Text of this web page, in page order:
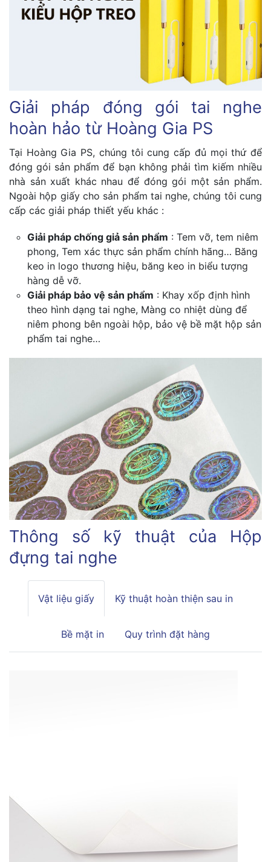
Giải pháp đóng gói tai nghe
hoàn hảo từ Hoàng Gia PS
Tại Hoàng Gia PS, chúng tôi cung cấp đủ mọi thứ để
đóng gói sản phẩm để bạn không phải tìm kiếm nhiều
nhà sản xuất khác nhau để đóng gói một sản phẩm.
Ngoài hộp giấy cho sản phẩm tai nghe, chúng tôi cung
cấp các giải pháp thiết yếu khác :
Giải pháp chống giả sản phẩm : Tem vỡ, tem niêm
phong, Tem xác thực sản phẩm chính hãng… Băng
keo in logo thương hiệu, băng keo in biểu tượng
hàng dễ vỡ.
Giải pháp bảo vệ sản phẩm : Khay xốp định hình
theo hình dạng tai nghe, Màng co nhiệt dùng để
niêm phong bên ngoài hộp, bảo vệ bề mặt hộp sản
phẩm tai nghe…
Thông số kỹ thuật của Hộp
đựng tai nghe
Vật liệu giấy Kỹ thuật hoàn thiện sau in
Bề mặt in Quy trình đặt hàng